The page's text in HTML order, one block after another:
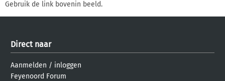
Gebruik de link bovenin beeld.
Direct naar
Aanmelden / inloggen
Feyenoord Forum